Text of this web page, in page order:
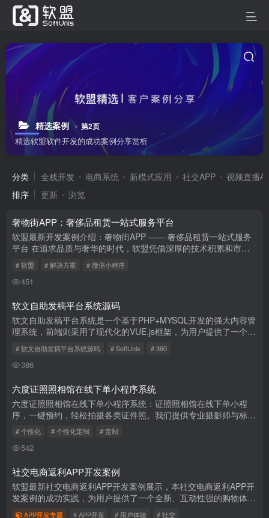
精选案例 第2页
精选软盟软件开发的成功案例分享赏析
分类 全栈开发 电商系统 新模式应用 社交APP
视频直播
排序
更新 浏览
奢物街APP：奢侈品租赁一站式服务平台
软盟最新开发案例介绍：奢物街APP —— 奢侈品租赁一站式服务
平台 在追求品质与奢华的时代，软盟凭借深厚的技术积累和市场
洞察，最新推出了奢物街APP——一个专注于奢侈品租赁的一站式
服务平台...
# 软盟 # 解决方案 # 微信小程序
451
软文自助发稿平台系统源码
软文自助发稿平台系统是一个基于PHP+MYSQL开发的强大内容管
理系统，前端则采用了现代化的VUE.js框架，为用户提供了一个直
自助发布...
# 软文自助发稿平台系统源码 # SoftUnis # 360
386
六度证照照相馆在线下单小程序系统
六度证照照相馆在线下单小程序系统：证照照相馆在线下单小程
序，一键预约，轻松拍摄各类证件照。我们提供专业摄影师与标准
拍摄环境，确保照片质量上乘，满足各类证件要求。在线选片、修
图、打印...
# 个性化 # 个性化定制 # 定制
542
社交电商返利APP开发案例
软盟最新社交电商返利APP开发案例展示，本社交电商返利APP开
发案例的成功实践，为用户提供了一个全新、互动性强的购物体
验。通过集成社交功能和返利机制，我们有效地促进了用户与商家
APP开发专题 # APP开发 # 用户体验 # 社交